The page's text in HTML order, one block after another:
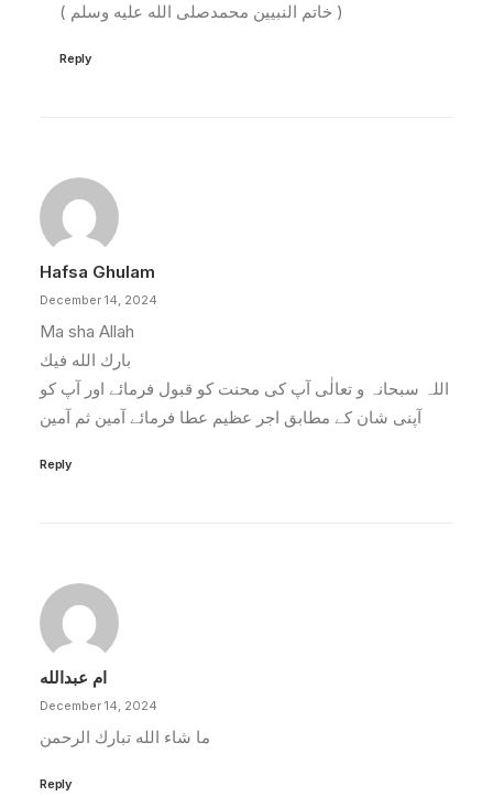
( خاتم النبیین محمدصلى الله عليه وسلم )
Reply
Hafsa Ghulam
December 14, 2024
Ma sha Allah
بارك الله فيك
اللہ سبحانہ و تعالٰی آپ کی محنت کو قبول فرمائے اور آپ کو
آپنی شان کے مطابق اجر عظیم عطا فرمائے آمین ثم آمین
Reply
ام عبدالله
December 14, 2024
ما شاء الله تبارك الرحمن
Reply